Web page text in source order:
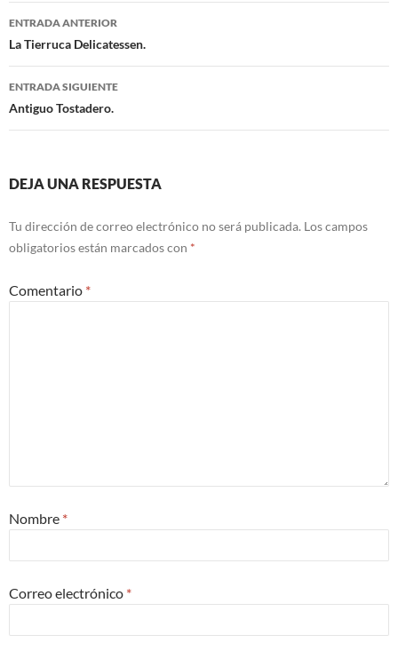
Navegación
de
entradas
ENTRADA ANTERIOR
La Tierruca Delicatessen.
ENTRADA SIGUIENTE
Antiguo Tostadero.
DEJA UNA RESPUESTA
Tu dirección de correo electrónico no será publicada. Los campos
obligatorios están marcados con *
Comentario *
Nombre *
Correo electrónico *